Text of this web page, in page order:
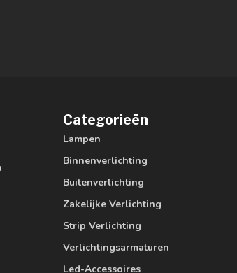
Categorieën
Lampen
Binnenverlichting
Buitenverlichting
Zakelijke Verlichting
Strip Verlichting
Verlichtingsarmaturen
Led-Accessoires